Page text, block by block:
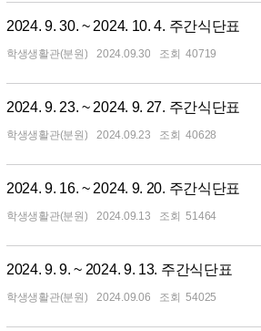
2024. 9. 30. ~ 2024. 10. 4. 주간식단표
학생생활관(분원) 2024.09.30 40719
2024. 9. 23. ~ 2024. 9. 27. 주간식단표
학생생활관(분원) 2024.09.23 40628
2024. 9. 16. ~ 2024. 9. 20. 주간식단표
학생생활관(분원) 2024.09.13 51464
2024. 9. 9. ~ 2024. 9. 13. 주간식단표
학생생활관(분원) 2024.09.06 54025